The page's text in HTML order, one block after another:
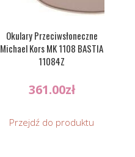
Okulary Przeciwsłoneczne
Michael Kors MK 1108 BASTIA
11084Z
361.00zł
Przejdź do produktu